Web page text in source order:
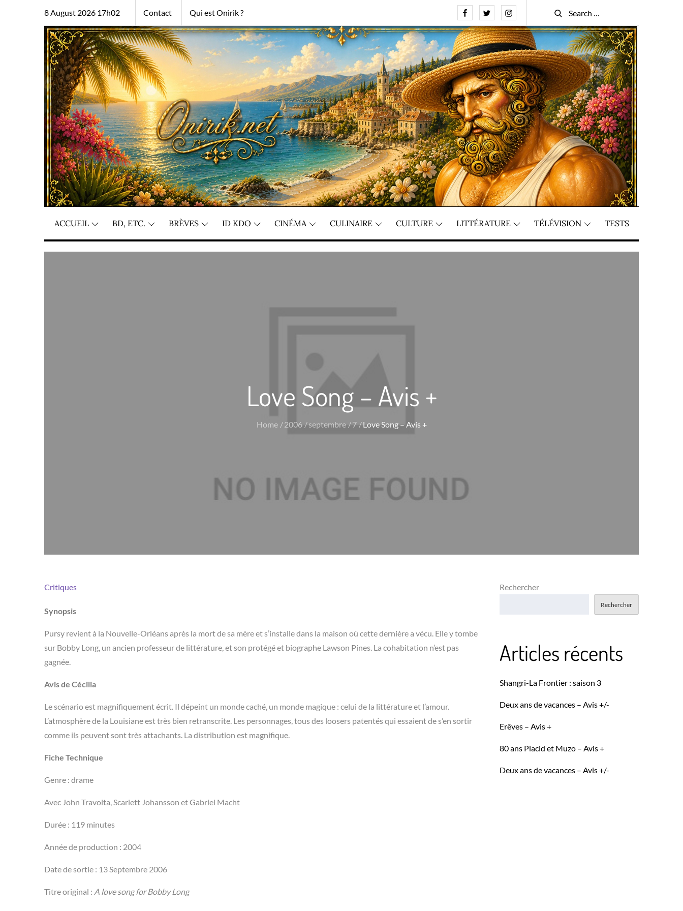
8 August 2026 17h02 Contact Qui est Onirik ? FacebookTwitterInstagram
Search
for:
Search
ACCUEIL BD, ETC. BRÈVES ID KDO CINÉMA CULINAIRE CULTURE LITTÉRATURE TÉLÉVISION TESTS
Love Song – Avis +
Home 2006 septembre 7 Love Song – Avis +
Critiques
Synopsis
Pursy revient à la Nouvelle-Orléans après la mort de sa mère et s’installe dans la maison où cette dernière a vécu. Elle y tombe
sur Bobby Long, un ancien professeur de littérature, et son protégé et biographe Lawson Pines. La cohabitation n’est pas
gagnée.
Avis de Cécilia
Le scénario est magnifiquement écrit. Il dépeint un monde caché, un monde magique : celui de la littérature et l’amour.
L’atmosphère de la Louisiane est très bien retranscrite. Les personnages, tous des loosers patentés qui essaient de s’en sortir
comme ils peuvent sont très attachants. La distribution est magnifique.
Fiche Technique
Genre : drame
Avec John Travolta, Scarlett Johansson et Gabriel Macht
Durée : 119 minutes
Année de production : 2004
Date de sortie : 13 Septembre 2006
Titre original : A love song for Bobby Long
Rechercher
Rechercher
Articles récents
Shangri-La Frontier : saison 3
Deux ans de vacances – Avis +/-
Erêves – Avis +
80 ans Placid et Muzo – Avis +
Deux ans de vacances – Avis +/-